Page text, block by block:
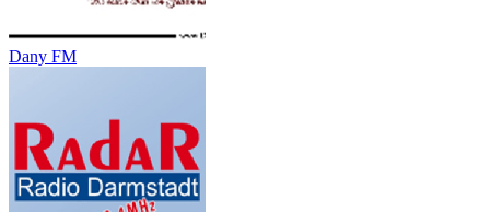
Dany FM